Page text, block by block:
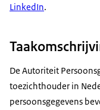
LinkedIn.
De Autoriteit
toezichthouder in
persoonsgegevens